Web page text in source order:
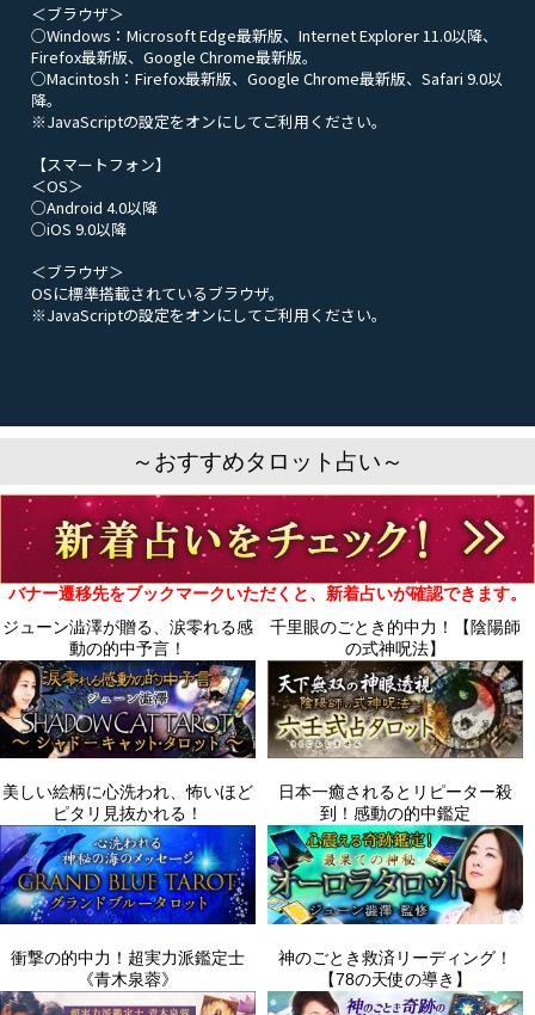
＜ブラウザ＞
○Windows：Microsoft Edge最新版、Internet Explorer 11.0以降、
Firefox最新版、Google Chrome最新版。
○Macintosh：Firefox最新版、Google Chrome最新版、Safari 9.0以
降。
※JavaScriptの設定をオンにしてご利用ください。
【スマートフォン】
＜OS＞
○Android 4.0以降
○iOS 9.0以降
＜ブラウザ＞
OSに標準搭載されているブラウザ。
※JavaScriptの設定をオンにしてご利用ください。